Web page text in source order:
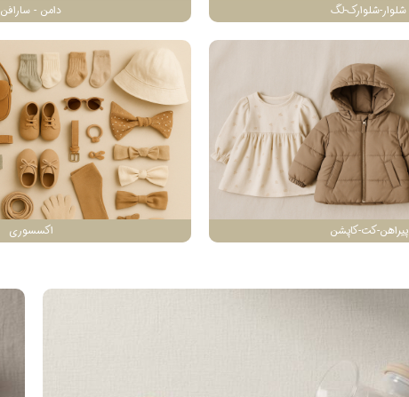
شلوار-شلوارک-لگ دامن - سارافن
پیراهن-کت-کاپشن اکسسوری